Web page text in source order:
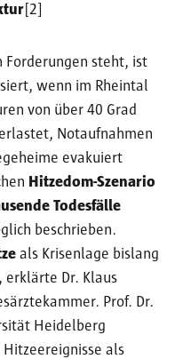
[2]
Forderungen steht, ist
wenn im Rheintal
von über 40 Grad
Notaufnahmen
evakuiert
Hitzedom-Szenario
Todesfälle
beschrieben.
als Krisenlage bislang
Dr. Klaus
Prof. Dr.
Heidelberg
als